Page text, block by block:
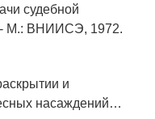
судебной
- М.: ВНИИСЭ, 1972.
и
насаждений…